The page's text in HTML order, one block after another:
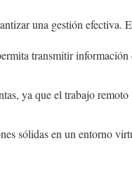
una gestión efectiva.
transmitir
ya que el trabajo
sólidas en un entorno